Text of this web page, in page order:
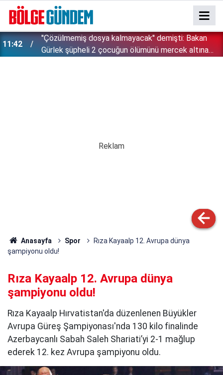
11:42
''Çözülmemiş dosya kalmayacak'' demişti: Bakan
Gürlek şüpheli 2 çocuğun ölümünü mercek altına
Anasayfa Spor
Rıza Kayaalp 12. Avrupa dünya
şampiyonu oldu!
Rıza Kayaalp 12. Avrupa dünya
şampiyonu oldu!
Rıza Kayaalp Hırvatistan'da düzenlenen Büyükler
Avrupa Güreş Şampiyonası'nda 130 kilo finalinde
Azerbaycanlı Sabah Saleh Shariati’yi 2-1 mağlup
ederek 12. kez Avrupa şampiyonu oldu.